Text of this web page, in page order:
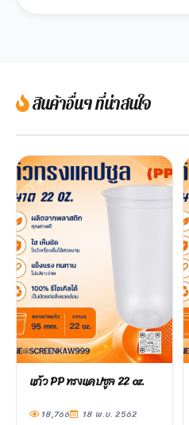
สินค้าอื่นๆ ที่น่าสนใจ
แก้ว PP ทรงแคปซูล 22 oz.
18,766 18 พ.ย. 2562